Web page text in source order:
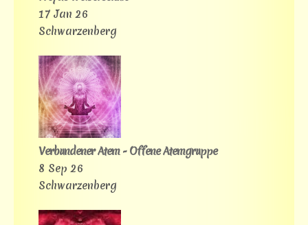
17 Jan 26
Schwarzenberg
Verbundener Atem - Offene Atemgruppe
8 Sep 26
Schwarzenberg